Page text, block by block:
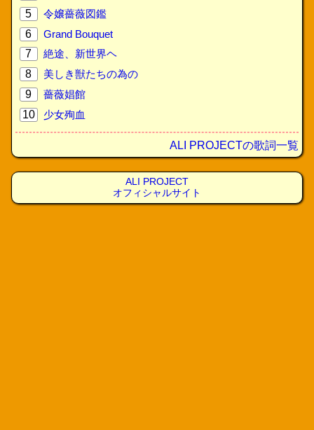
5
令嬢薔薇図鑑
6
Grand Bouquet
7
絶途、新世界ヘ
8
美しき獣たちの為の
9
薔薇娼館
10
少女殉血
ALI PROJECTの歌詞一覧
ALI PROJECT
オフィシャルサイト